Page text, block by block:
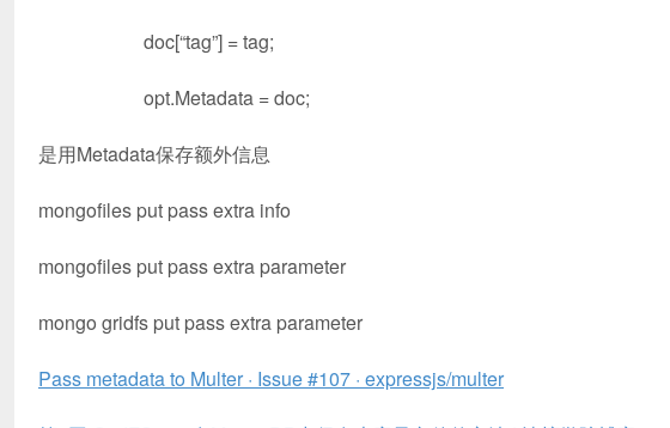
doc[“tag”] = tag;
opt.Metadata = doc;
是用Metadata保存额外信息
mongofiles put pass extra info
mongofiles put pass extra parameter
mongo gridfs put pass extra parameter
Pass metadata to Multer · Issue #107 · expressjs/multer